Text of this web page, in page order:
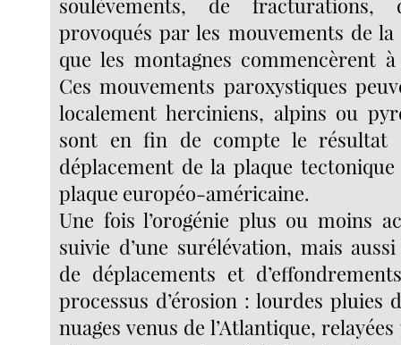
soulèvements, de fracturations,
provoqués par les mouvements de
que les montagnes commencèrent
Ces mouvements paroxystiques
localement herciniens, alpins ou
sont en fin de compte le résultat
déplacement de la plaque
plaque européo-américaine.
Une fois l’orogénie plus ou moins
suivie d’une surélévation, mais aussi
de déplacements et
processus d’érosion : lourdes pluies
nuages venus de l’Atlantique,